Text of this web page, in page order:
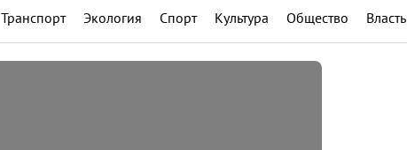
Транспорт Экология Спорт Культура Общество Власть